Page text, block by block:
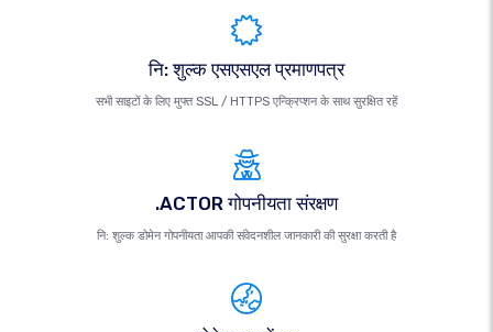
नि: शुल्क एसएसएल प्रमाणपत्र
सभी साइटों के लिए मुफ्त SSL / HTTPS एन्क्रिप्शन के साथ सुरक्षित रहें
.ACTOR गोपनीयता संरक्षण
नि: शुल्क डोमेन गोपनीयता आपकी संवेदनशील जानकारी की सुरक्षा करती है